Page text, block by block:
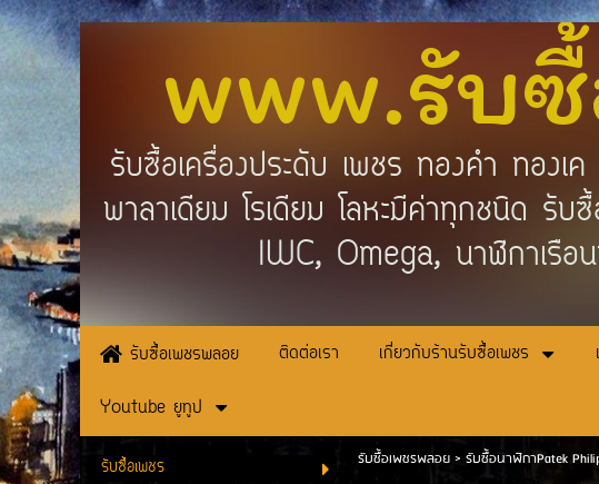
www.รับ
รับซื้อเครื่องประดับ เพชร ทองคำ ทองเ
พาลาเดียม โรเดียม โลหะมีค่าทุกชนิด
IWC, Omega, นาฬิกาเ
รับซื้อเพชรพลอย ติดต่อเรา เกี่ยวกับร้านรับซื้อเพชร
Youtube ยูทูป
รับซื้อเพชร
รับซื้อเพชรพลอย> รับซื้อนาฬิกาPatek